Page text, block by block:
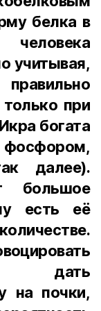
белка в
человека
учитывая,
при
богата
далее).
большое
есть её
дать
на почки,